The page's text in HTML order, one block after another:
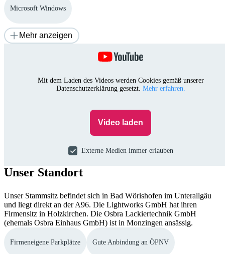
Microsoft Windows
Mehr anzeigen
Mit dem Laden des Videos werden Cookies gemäß unserer
Datenschutzerklärung gesetzt. Mehr erfahren.
Video laden
Externe Medien immer erlauben
Unser Standort
Unser Stammsitz befindet sich in Bad Wörishofen im Unterallgäu
und liegt direkt an der A96. Die Lightworks GmbH hat ihren
Firmensitz in Holzkirchen. Die Osbra Lackiertechnik GmbH
(ehemals Osbra Einhaus GmbH) ist in Monzingen ansässig.
Firmeneigene Parkplätze Gute Anbindung an ÖPNV